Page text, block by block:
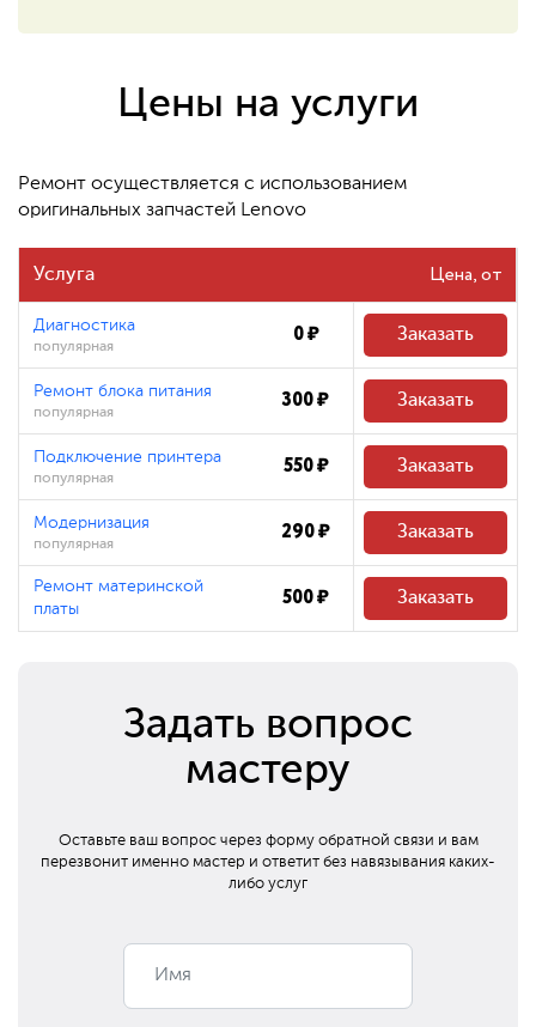
Цены на услуги
Ремонт осуществляется с использованием
оригинальных запчастей Lenovo
Услуга Цена
Диагностика
популярная 0 ₽ Заказать
Ремонт блока питания
популярная 300 ₽ Заказать
Подключение принтера
популярная 550 ₽ Заказать
Модернизация
популярная 290 ₽ Заказать
Ремонт материнской
платы
500 ₽ Заказать
Задать вопрос
мастеру
Оставьте ваш вопрос через форму обратной связи и вам
перезвонит именно мастер и ответит без навязывания каких-
либо услуг